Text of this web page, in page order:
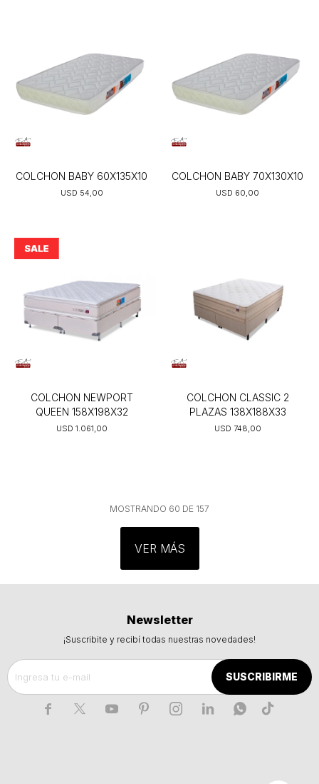
COLCHON BABY 60X135X10
USD 54,00
COLCHON BABY 70X130X10
USD 60,00
COLCHON NEWPORT
QUEEN 158X198X32
USD 1.061,00
COLCHON CLASSIC 2
PLAZAS 138X188X33
USD 748,00
MOSTRANDO 60 DE 157
VER MÁS
Newsletter
¡Suscribite y recibí todas nuestras novedades!
SUSCRIBIRME
      